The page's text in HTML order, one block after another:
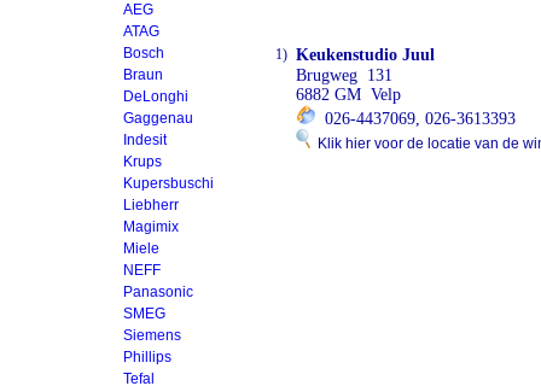
AEG
ATAG
Bosch
Braun
DeLonghi
Gaggenau
Indesit
Krups
Kupersbuschi
Liebherr
Magimix
Miele
NEFF
Panasonic
SMEG
Siemens
Phillips
Tefal
1) Keukenstudio Juul
Brugweg 131
6882 GM Velp
026-4437069, 026-3613393
Klik hier voor de locatie van de